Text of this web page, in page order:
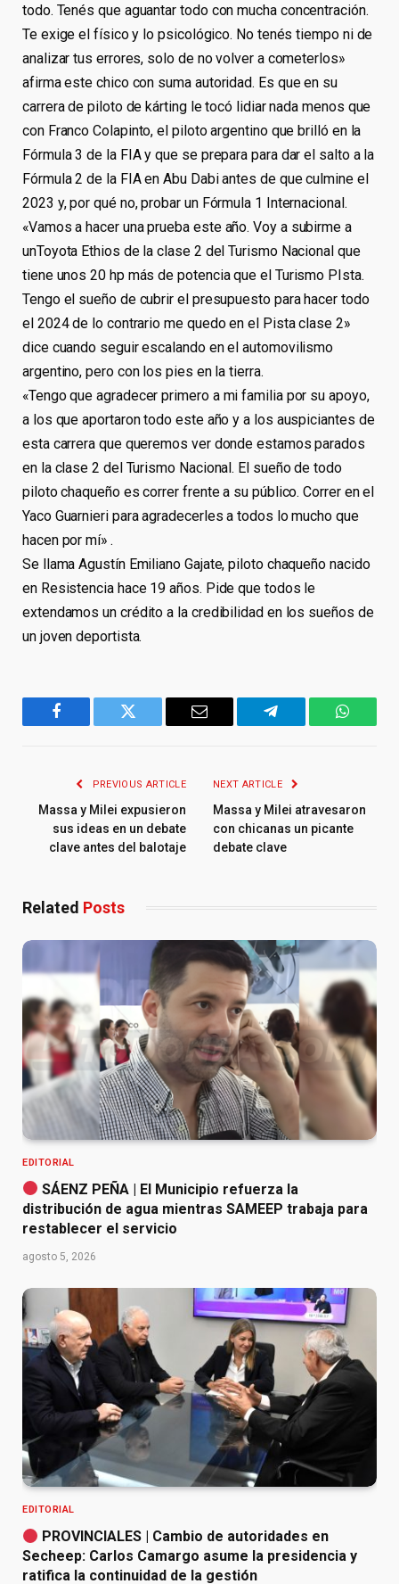
todo. Tenés que aguantar todo con mucha concentración.
Te exige el físico y lo psicológico. No tenés tiempo ni de
analizar tus errores, solo de no volver a cometerlos»
afirma este chico con suma autoridad. Es que en su
carrera de piloto de kárting le tocó lidiar nada menos que
con Franco Colapinto, el piloto argentino que brilló en la
Fórmula 3 de la FIA y que se prepara para dar el salto a la
Fórmula 2 de la FIA en Abu Dabi antes de que culmine el
2023 y, por qué no, probar un Fórmula 1 Internacional.
«Vamos a hacer una prueba este año. Voy a subirme a
unToyota Ethios de la clase 2 del Turismo Nacional que
tiene unos 20 hp más de potencia que el Turismo PIsta.
Tengo el sueño de cubrir el presupuesto para hacer todo
el 2024 de lo contrario me quedo en el Pista clase 2»
dice cuando seguir escalando en el automovilismo
argentino, pero con los pies en la tierra.
«Tengo que agradecer primero a mi familia por su apoyo,
a los que aportaron todo este año y a los auspiciantes de
esta carrera que queremos ver donde estamos parados
en la clase 2 del Turismo Nacional. El sueño de todo
piloto chaqueño es correr frente a su público. Correr en el
Yaco Guarnieri para agradecerles a todos lo mucho que
hacen por mí» .
Se llama Agustín Emiliano Gajate, piloto chaqueño nacido
en Resistencia hace 19 años. Pide que todos le
extendamos un crédito a la credibilidad en los sueños de
un joven deportista.
Facebook Twitter Email Telegram
PREVIOUS ARTICLE
Massa y Milei expusieron
sus ideas en un debate
clave antes del balotaje
NEXT ARTICLE
Massa y Milei atravesaron
con chicanas un picante
debate clave
Related Posts
EDITORIAL
SÁENZ PEÑA | El Municipio refuerza la
distribución de agua mientras SAMEEP trabaja para
restablecer el servicio
agosto 5, 2026
EDITORIAL
PROVINCIALES | Cambio de autoridades en
Secheep: Carlos Camargo asume la presidencia y
ratifica la continuidad de la gestión